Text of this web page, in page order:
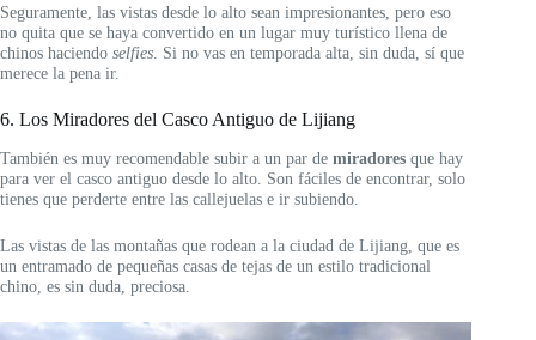
Seguramente, las vistas desde lo alto sean impresionantes, pero eso
no quita que se haya convertido en un lugar muy turístico llena de
chinos haciendo selfies . Si no vas en temporada alta, sin duda, sí que
merece la pena ir.
6. Los Miradores del Casco Antiguo de Lijiang
También es muy recomendable subir a un par de miradores que hay
para ver el casco antiguo desde lo alto. Son fáciles de encontrar, solo
tienes que perderte entre las callejuelas e ir subiendo.
Las vistas de las montañas que rodean a la ciudad de Lijiang, que es
un entramado de pequeñas casas de tejas de un estilo tradicional
chino, es sin duda, preciosa.